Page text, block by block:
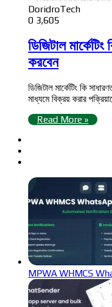
DoridroTech
0 3,605
ডিজিটাল
করবেন
ডিজিটাল মার্কেটিং কি
মাধ্যমে বিক্রয় করার
Read More »
MPWA WHMCS